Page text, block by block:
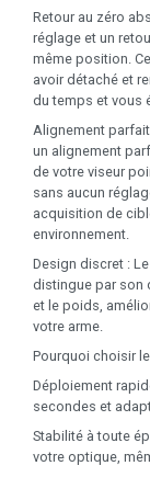
Retour au zéro
réglage et un
même position.
avoir détaché et
du temps et vous
Alignement
un alignement
de votre viseur
sans aucun
acquisition de
environnement.
Design discret :
distingue par son
et le poids,
votre arme.
Pourquoi choisir
Déploiement
secondes et
Stabilité à toute
votre optique,